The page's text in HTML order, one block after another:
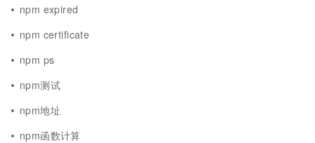
npm expired
npm certificate
npm ps
npm测试
npm地址
npm函数计算